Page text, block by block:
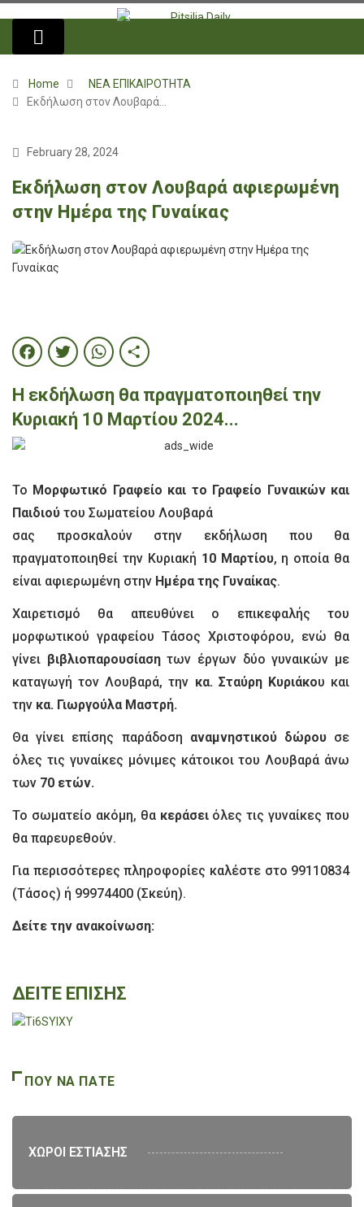
Home
ΝΕΑ ΕΠΙΚΑΙΡΟΤΗΤΑ
Εκδήλωση στον Λουβαρά…
February 28, 2024
Εκδήλωση στον Λουβαρά αφιερωμένη
στην Ημέρα της Γυναίκας
Facebook
Twitter
WhatsApp
Share
Η εκδήλωση θα πραγματοποιηθεί την
Κυριακή 10 Μαρτίου 2024...
Το Μορφωτικό Γραφείο και το Γραφείο Γυναικών και
Παιδιού του Σωματείου Λουβαρά
σας προσκαλούν στην εκδήλωση που θα
πραγματοποιηθεί την Κυριακή 10 Μαρτίου, η οποία θα
είναι αφιερωμένη στην Ημέρα της Γυναίκας.
Χαιρετισμό θα απευθύνει ο επικεφαλής του
μορφωτικού γραφείου Τάσος Χριστοφόρου, ενώ θα
γίνει βιβλιοπαρουσίασητων έργων δύο γυναικών με
καταγωγή τον Λουβαρά, την κα. Σταύρη Κυριάκου και
την κα. Γιωργούλα Μαστρή.
Θα γίνει επίσης παράδοση αναμνηστικού δώρουσε
όλες τις γυναίκες μόνιμες κάτοικοι του Λουβαρά άνω
των 70 ετών.
Το σωματείο ακόμη, θα κεράσειόλες τις γυναίκες που
θα παρευρεθούν.
Για περισσότερες πληροφορίες καλέστε στο 99110834
(Τάσος) ή 99974400 (Σκεύη).
Δείτε την ανακοίνωση:
ΔΕΙΤΕ ΕΠΙΣΗΣ
ΠΟΥ ΝΑ ΠΑΤΕ
ΧΩΡΟΙ ΕΣΤΙΑΣΗΣ